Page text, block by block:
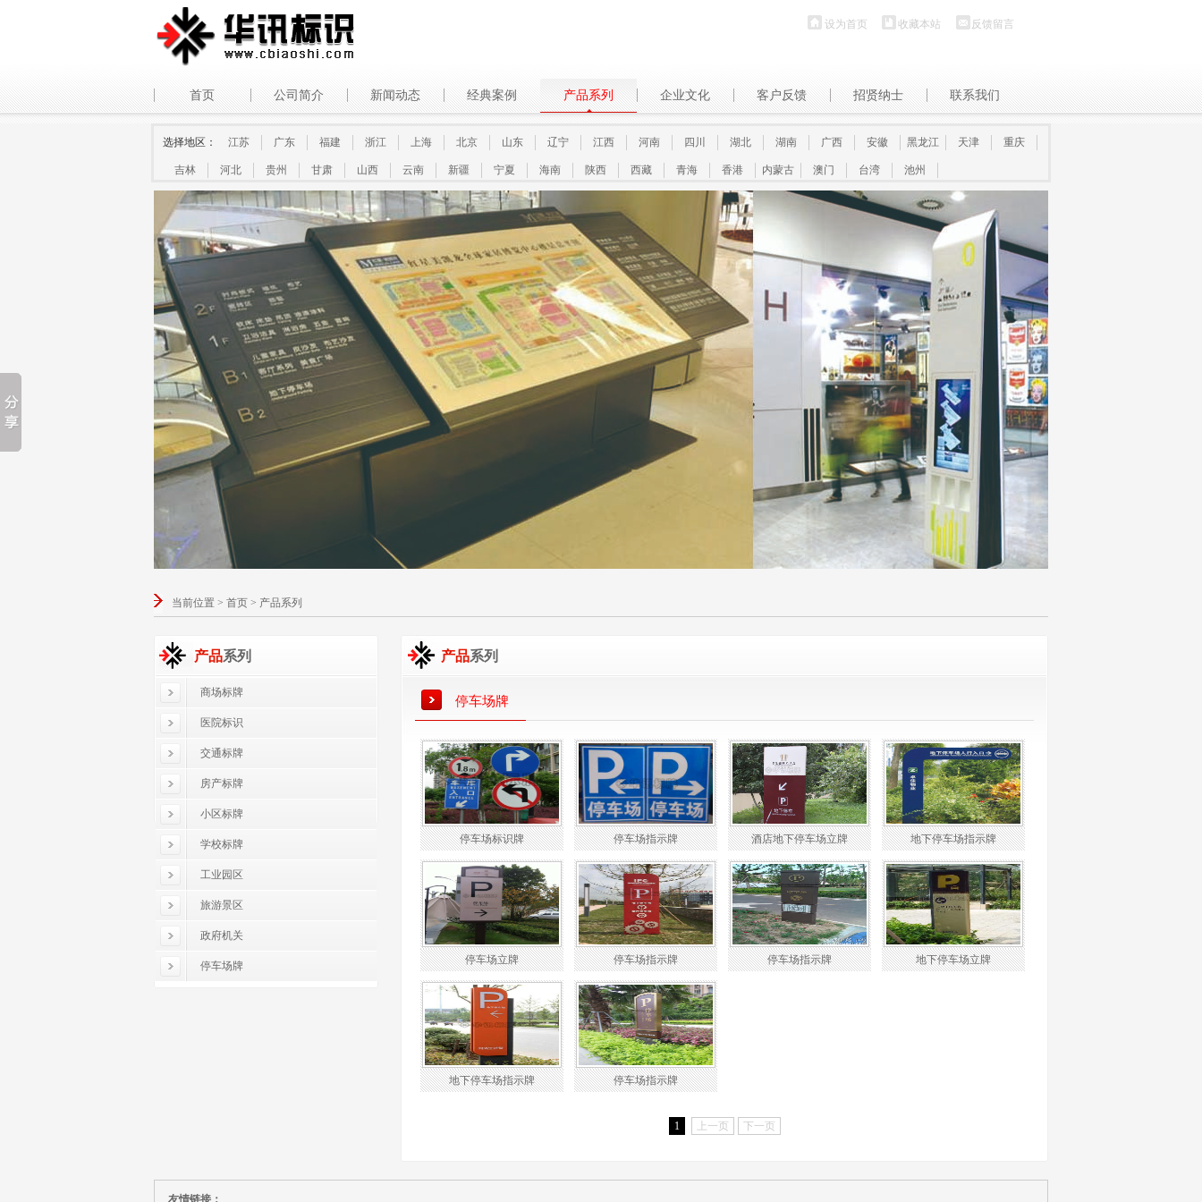
设为首页 收藏本站 反馈留言
首页 公司简介 新闻动态 经典案例 产品系列 企业文化 客户反馈 招贤纳士 联系我们
选择地区： 江苏 广东 福建 浙江 上海 北京 山东 辽宁 江西 河南 四川 湖北 湖南 广西 安徽 黑龙江 天津 重庆
吉林 河北 贵州 甘肃 山西 云南 新疆 宁夏 海南 陕西 西藏 青海 香港 内蒙古 澳门 台湾 池州
当前位置 > 首页 > 产品系列
产品系列
商场标牌
医院标识
交通标牌
房产标牌
小区标牌
学校标牌
工业园区
旅游景区
政府机关
停车场牌
产品系列
停车场牌
停车场标识牌 停车场指示牌 酒店地下停车场立牌 地下停车场指示牌
停车场立牌 停车场指示牌 停车场指示牌 地下停车场立牌
地下停车场指示牌 停车场指示牌
1 上一页 下一页
友情链接：